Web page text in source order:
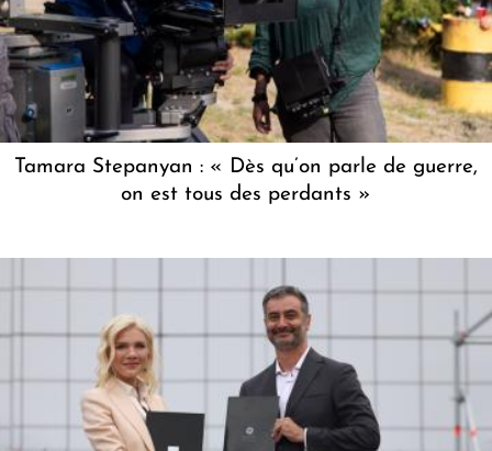
Tamara Stepanyan : « Dès qu’on parle de guerre,
on est tous des perdants »